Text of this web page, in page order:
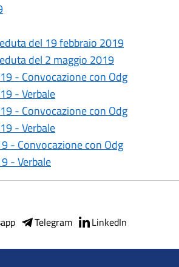
del 19 febbraio 2019
del 2 maggio 2019
- Convocazione con Odg
- Verbale
- Convocazione con Odg
- Verbale
- Convocazione con Odg
- Verbale
Telegram LinkedIn